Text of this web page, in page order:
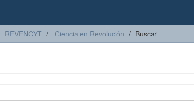
REVENCYT Ciencia en Revolución Buscar